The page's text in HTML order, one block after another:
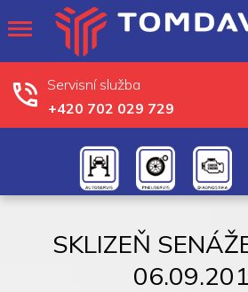
Servisní služba
+420 702 029 729
SKLIZEŇ